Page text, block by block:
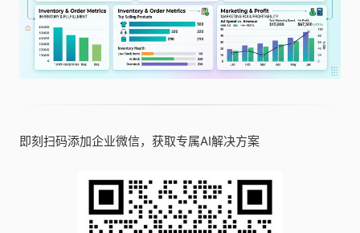
即刻扫码添加企业微信，获取专属AI解决方案